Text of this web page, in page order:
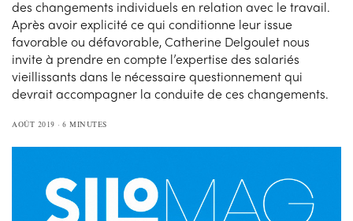
des changements individuels en relation avec le travail.
Après avoir explicité ce qui conditionne leur issue
favorable ou défavorable, Catherine Delgoulet nous
invite à prendre en compte l’expertise des salariés
vieillissants dans le nécessaire questionnement qui
devrait accompagner la conduite de ces changements.
AOÛT 2019 6 MINUTES